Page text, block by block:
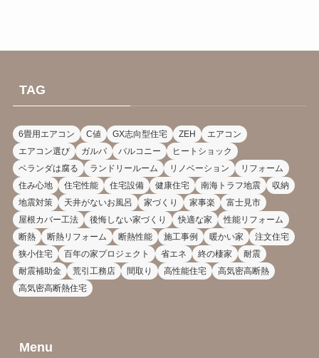
TAG
6畳用エアコン C値 GX志向型住宅 ZEH
エアコン
エアコン選び
ガルバ バルコニー
ヒートショック
ベランダは腐る
ランドリールーム リノベーション
リフォーム
住み心地
住宅性能 住宅設備 健康住宅 南海トラフ地震
収納
地震対策
天井がないお風呂 家づくり 家事楽
富士見市
屋根カバー工法
後悔しない家づくり 快適な家
性能リフォーム
断熱
断熱リフォーム 断熱性能 施工事例 暖かい家
注文住宅
狭小住宅
百年の家プロジェクト 省エネ 終の棲家
耐震
耐震補助金
荒引工務店 間取り 高性能住宅
高気密高断熱
高気密高断熱住宅
Menu